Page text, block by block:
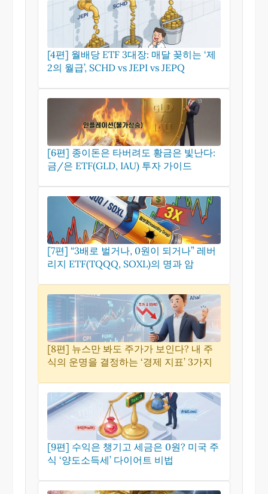
[4편] 월배당 ETF 3대장: 매달 꽂히는 ‘제
2의 월급’, SCHD vs JEPI vs JEPQ
[6편] 종이돈은 타버려도 황금은 빛난다:
금/은 ETF(GLD, IAU) 투자 가이드
[7편] “3배로 벌거나, 0원이 되거나” 레버
리지 ETF(TQQQ, SOXL)의 명과 암
[8편] 뉴스만 봐도 주가가 보인다? 내 주
식의 운명을 결정하는 ‘경제 지표’ 3가지
[9편] 수익은 챙기고 세금은 0원? 미국 주
식 ‘양도소득세’ 다이어트 비법